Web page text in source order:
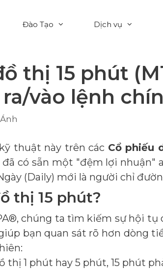
Đào Tạo Dịch vụ
thị 15 phút
vào lệnh
thuật này trên các Cổ phiếu
đã có sẵn một "đệm lợi nhuận"
(Daily) mới là người chỉ
thị 15 phút?
chúng ta tìm kiếm sự hội tụ
bạn quan sát rõ hơn dòng
thị 1 phút hay 5 phút, 15 phút